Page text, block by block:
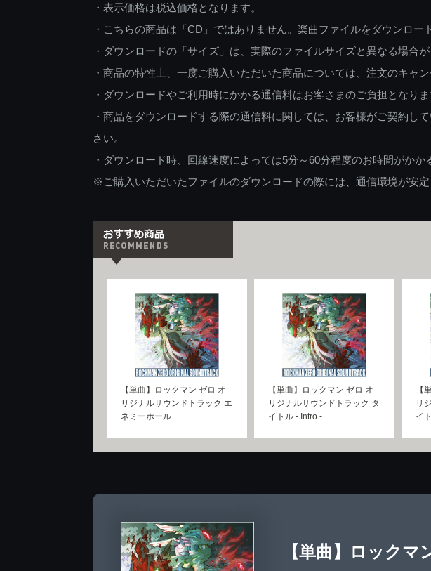
・表示価格は税込価格となります。
・こちらの商品は「CD」ではありません。楽曲ファイルをダウンロ
・ダウンロードの「サイズ」は、実際のファイルサイズと異なる場合が
・商品の特性上、一度ご購入いただいた商品については、注文のキャ
・ダウンロードやご利用時にかかる通信料はお客さまのご負担となりま
・商品をダウンロードする際の通信料に関しては、お客様がご契約
さい。
・ダウンロード時、回線速度によっては5分～60分程度のお時間がかか
※ご購入いただいたファイルのダウンロードの際には、通信環境が安定
【単曲】ロックマン ゼロ オ
リジナルサウンドトラック エ
ネミーホール
【単曲】ロックマン ゼロ オ
リジナルサウンドトラック タ
イトル - Intro -
【
リ
イ
【単曲】ロック